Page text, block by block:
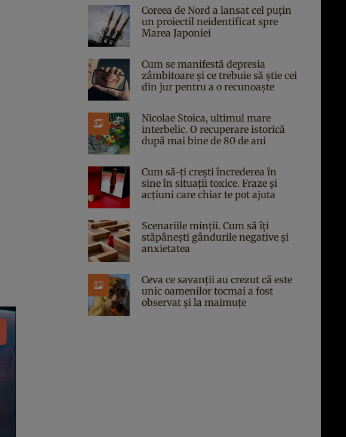
Coreea de Nord a lansat cel puțin
un proiectil neidentificat spre
Marea Japoniei
Cum se manifestă depresia
zâmbitoare și ce trebuie să știe cei
din jur pentru a o recunoaște
Nicolae Stoica, ultimul mare
interbelic. O recuperare istorică
după mai bine de 80 de ani
Cum să-ți crești încrederea în
sine în situații toxice. Fraze și
acțiuni care chiar te pot ajuta
Scenariile minții. Cum să îți
stăpânești gândurile negative și
anxietatea
Ceva ce savanții au crezut că este
unic oamenilor tocmai a fost
observat și la maimuțe